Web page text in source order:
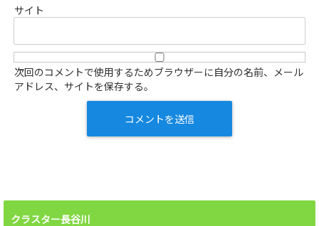
サイト
次回のコメントで使用するためブラウザーに自分の名前、メール
アドレス、サイトを保存する。
クラスター長谷川